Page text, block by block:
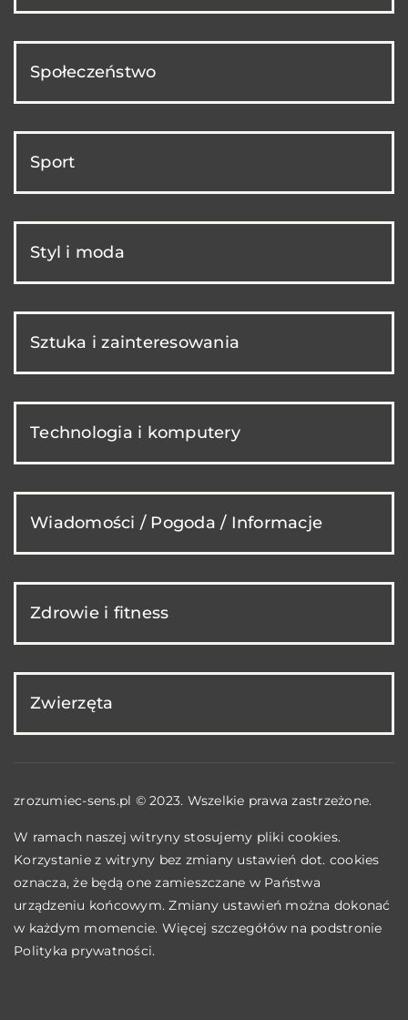
Społeczeństwo
Sport
Styl i moda
Sztuka i zainteresowania
Technologia i komputery
Wiadomości / Pogoda / Informacje
Zdrowie i fitness
Zwierzęta
zrozumiec-sens.pl © 2023. Wszelkie prawa zastrzeżone.
W ramach naszej witryny stosujemy pliki cookies.
Korzystanie z witryny bez zmiany ustawień dot. cookies
oznacza, że będą one zamieszczane w Państwa
urządzeniu końcowym. Zmiany ustawień można dokonać
w każdym momencie. Więcej szczegółów na podstronie
Polityka prywatności.